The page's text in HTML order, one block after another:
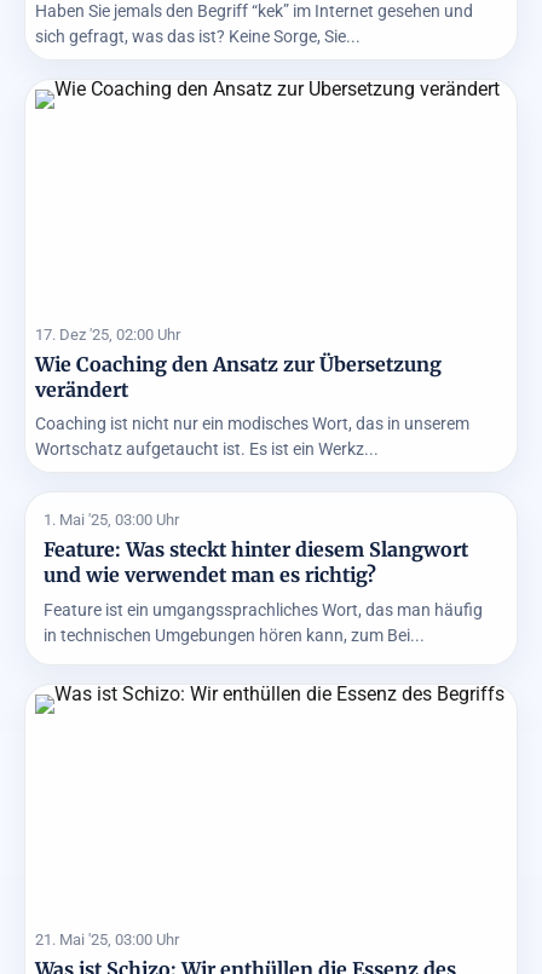
Haben Sie jemals den Begriff “kek” im Internet gesehen und
sich gefragt, was das ist? Keine Sorge, Sie...
17. Dez '25, 02:00 Uhr
Wie Coaching den Ansatz zur Übersetzung
verändert
Coaching ist nicht nur ein modisches Wort, das in unserem
Wortschatz aufgetaucht ist. Es ist ein Werkz...
1. Mai '25, 03:00 Uhr
Feature: Was steckt hinter diesem Slangwort
und wie verwendet man es richtig?
Feature ist ein umgangssprachliches Wort, das man häufig
in technischen Umgebungen hören kann, zum Bei...
21. Mai '25, 03:00 Uhr